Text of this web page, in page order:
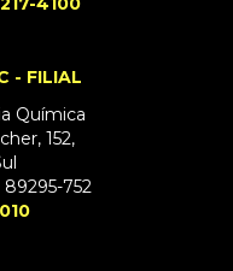
- FILIAL
Química
152,
752